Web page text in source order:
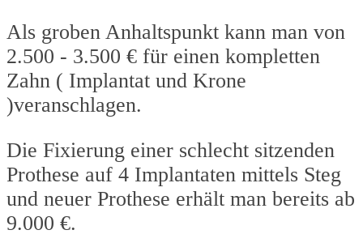
Als groben Anhaltspunkt kann man von
2.500 - 3.500 € für einen kompletten
Zahn ( Implantat und Krone
)veranschlagen.
Die Fixierung einer schlecht sitzenden
Prothese auf 4 Implantaten mittels Steg
und neuer Prothese erhält man bereits ab
9.000 €.